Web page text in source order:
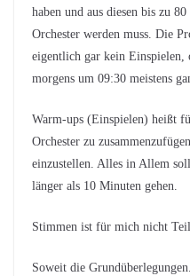
haben und aus diesen bis zu
Orchester werden muss. Die
eigentlich gar kein Einspielen,
morgens um 09:30 meistens
Warm-ups (Einspielen) heißt
Orchester zu
einzustellen. Alles in Allem
länger als 10 Minuten gehen.
Stimmen ist für mich nicht
Soweit die